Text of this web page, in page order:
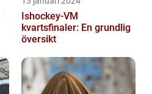
Ishockey-VM
kvartsfinaler: En grundlig
översikt